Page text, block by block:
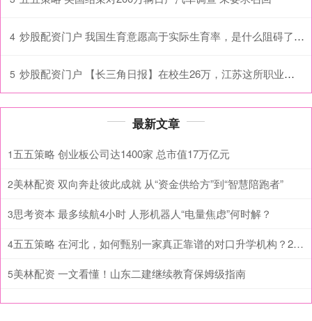
4 炒股配资门户 我国生育意愿高于实际生育率，是什么阻碍了育龄人群“生孩子”？
5 炒股配资门户 【长三角日报】在校生26万，江苏这所职业学院“一把手”调整
最新文章
1 五五策略 创业板公司达1400家 总市值17万亿元
2美林配资 双向奔赴彼此成就 从“资金供给方”到“智慧陪跑者”
3思考资本 最多续航4小时 人形机器人“电量焦虑”何时解？
4 五五策略 在河北，如何甄别一家真正靠谱的对口升学机构？2026年4月业内深度解析
5美林配资 一文看懂！山东二建继续教育保姆级指南